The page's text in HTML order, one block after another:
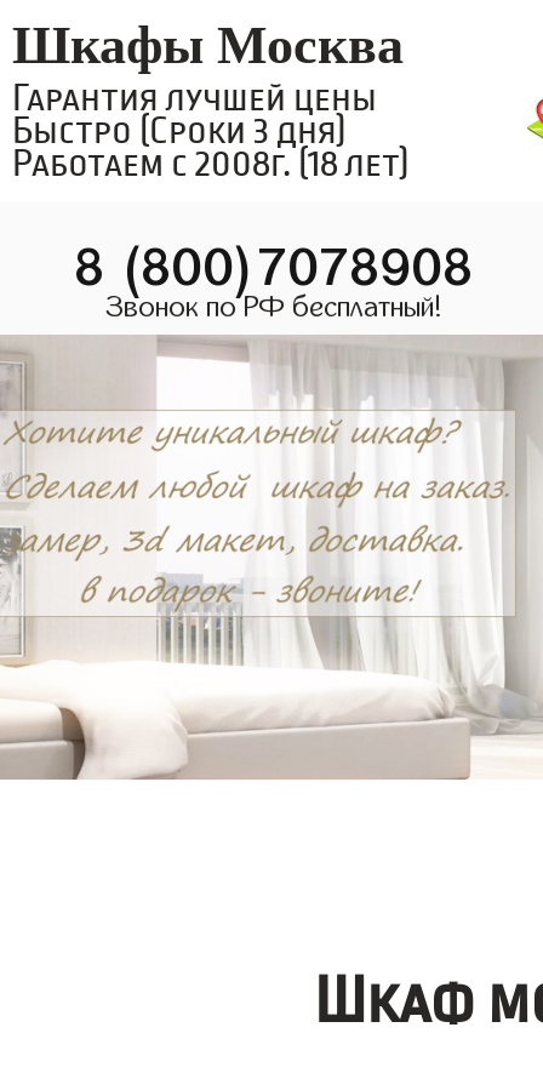
Шкафы Москва
Гарантия лучшей цены
Быстро (Сроки 3 дня)
Работаем с 2008г. (18 лет)
8 (800)7078908
Звонок по РФ бесплатный!
Шкаф